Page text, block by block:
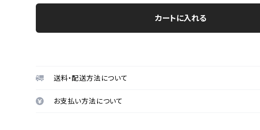
カートに入れる
送料・配送方法について
お支払い方法について